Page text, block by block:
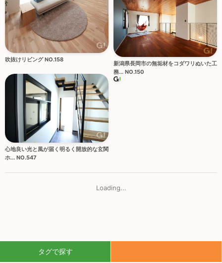
吹抜けリビング NO.158
新潟県長岡市の無垢材をコダワリぬいた工
務... NO.150
心地良い光と風が届く明るく開放的な玄関
ホ... NO.547
Loading...
タグで探す